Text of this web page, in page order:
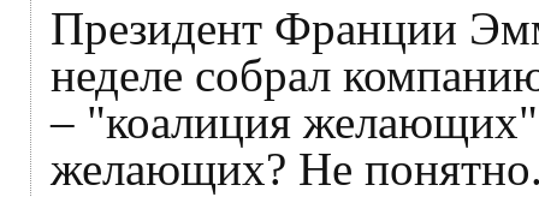
Президент Франции
неделе собрал
– "коалиция
желающих? Не